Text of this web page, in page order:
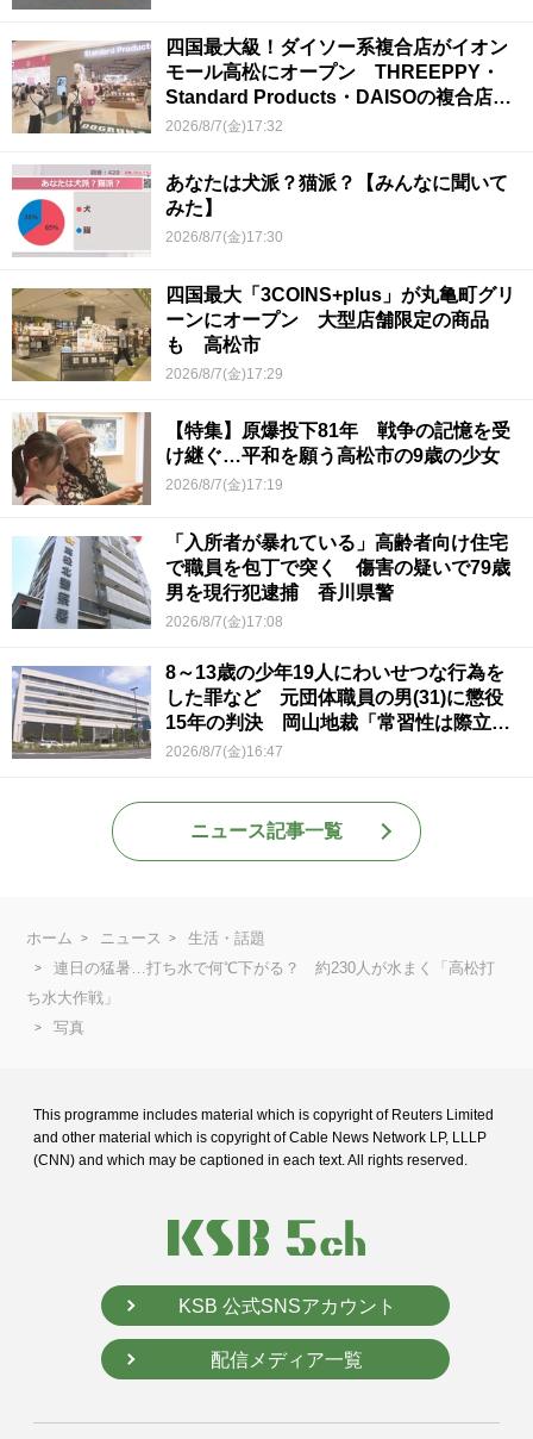
四国最大級！ダイソー系複合店がイオン
モール高松にオープン THREEPPY・
Standard Products・DAISOの複合店は
香川県初
2026/8/7(金)17:32
あなたは犬派？猫派？【みんなに聞いて
みた】
2026/8/7(金)17:30
四国最大「3COINS+plus」が丸亀町グリ
ーンにオープン 大型店舗限定の商品
も 高松市
2026/8/7(金)17:29
【特集】原爆投下81年 戦争の記憶を受
け継ぐ…平和を願う高松市の9歳の少女
2026/8/7(金)17:19
「入所者が暴れている」高齢者向け住宅
で職員を包丁で突く 傷害の疑いで79歳
男を現行犯逮捕 香川県警
2026/8/7(金)17:08
8～13歳の少年19人にわいせつな行為を
した罪など 元団体職員の男(31)に懲役
15年の判決 岡山地裁「常習性は際立っ
ていて被害結果も非常に重い」
2026/8/7(金)16:47
ニュース記事一覧
ホーム ニュース
生活・話題
連日の猛暑…打ち水で何℃下がる？ 約230人が水まく「高松打
ち水大作戦」
写真
This programme includes material which is copyright of Reuters Limited
and other material which is copyright of Cable News Network LP, LLLP
(CNN) and which may be captioned in each text. All rights reserved.
KSB 公式SNSアカウント
配信メディア一覧